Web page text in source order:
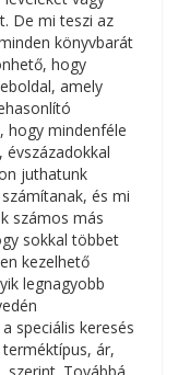
De mi teszi az
könyvbarát
hogy
amely
hogy mindenféle
évszázadokkal
juthatunk
és mi
számos más
sokkal többet
kezelhető
legnagyobb
speciális keresés
ár,